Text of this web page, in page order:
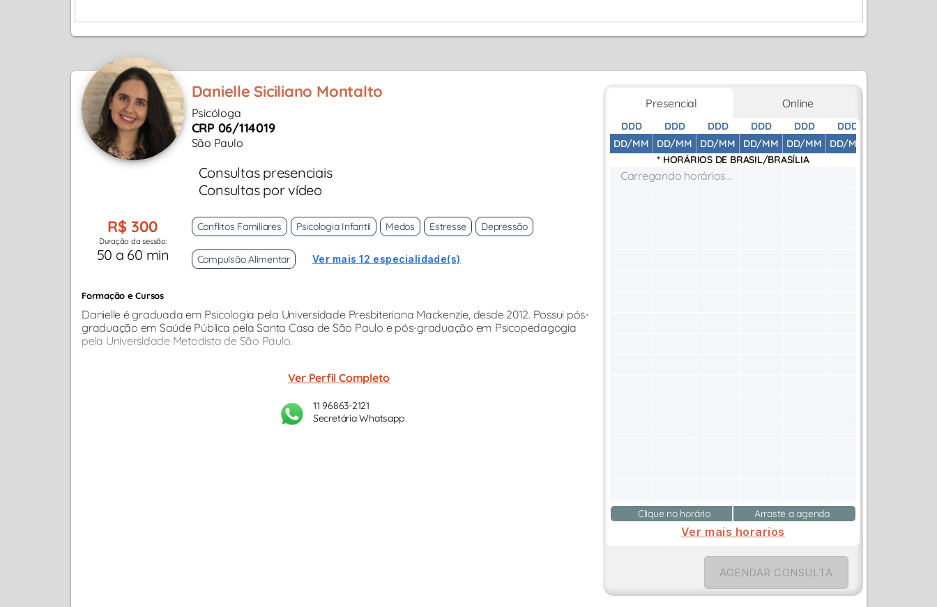
Danielle Siciliano Montalto
Psicóloga
CRP 06/114019
São Paulo
Consultas presenciais
Consultas por vídeo
R$ 300
Duração da sessão:
50 a 60 min
Conflitos Familiares Psicologia Infantil Medos Estresse Depressão
Compulsão Alimentar Ver mais 12 especialidade(s)
Formação e Cursos
Danielle é graduada em Psicologia pela Universidade Presbiteriana Mackenzie, desde 2012. Possui pós-
graduação em Saúde Pública pela Santa Casa de São Paulo e pós-graduação em Psicopedagogia
pela Universidade Metodista de São Paulo.
Ver Perfil Completo
11 96863-2121
Secretária Whatsapp
Presencial Online
DDD
DD/MM
DDD
DD/MM
DDD
DD/MM
DDD
DD/MM
DDD
DD/MM
DDD
DD/MM
* HORÁRIOS DE BRASIL/BRASÍLIA
Carregando horários...
Clique no horário Arraste a agenda
Ver mais horarios
AGENDAR CONSULTA